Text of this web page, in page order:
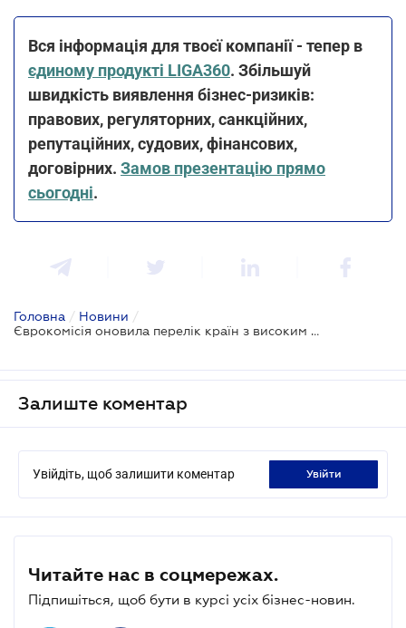
Вся інформація для твоєї компанії - тепер в
єдиному продукті LIGA360. Збільшуй
швидкість виявлення бізнес-ризиків:
правових, регуляторних, санкційних,
репутаційних, судових, фінансових,
договірних. Замов презентацію прямо
сьогодні.
Головна / Новини /
Єврокомісія оновила перелік країн з високим ризиком відмивання грошей
Залиште коментар
Увійдіть, щоб залишити коментар увійти
Читайте нас в соцмережах.
Підпишіться, щоб бути в курсі усіх бізнес-новин.